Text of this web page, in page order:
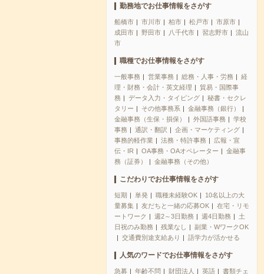
勤務地でお仕事情報をさがす
船橋市 市川市 柏市 松戸市
市原市
成田市
野田市 八千代市 習志野市
流山
市
職種でお仕事情報をさがす
一般事務 営業事務 総務・人事・労務
経
理・財務・会計・英文経理
貿易・国際事
務
データ入力・タイピング
秘書・セクレ
タリー
その他事務系
金融事務（銀行）
金融事務（生保・損保）
外国語事務
学校
事務
通訳・翻訳
企画・マーケティング
事務的軽作業
法務・特許事務
広報・宣
伝・IR
OA事務・OAオペレーター
金融事
務（証券）
金融事務（その他）
こだわりでお仕事情報をさがす
短期 単発 職種未経験OK
10名以上の大
量募集
友だちと一緒の応募OK
在宅・リモ
ートワーク
週2～3日勤務 週4日勤務
土
日祝のみ勤務
残業なし
副業・WワークOK
交通費別途支給あり
語学力が活かせる
人気のワードでお仕事情報をさがす
急募 年齢不問 財団法人 英語
書類チェ